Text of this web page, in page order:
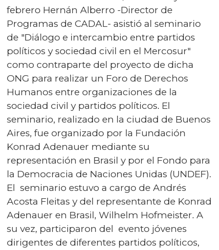
febrero Hernán Alberro -Director de
Programas de CADAL- asistió al seminario
de "Diálogo e intercambio entre partidos
políticos y sociedad civil en el Mercosur"
como contraparte del proyecto de dicha
ONG para realizar un Foro de Derechos
Humanos entre organizaciones de la
sociedad civil y partidos políticos. El
seminario, realizado en la ciudad de Buenos
Aires, fue organizado por la Fundación
Konrad Adenauer mediante su
representación en Brasil y por el Fondo para
la Democracia de Naciones Unidas (UNDEF).
El seminario estuvo a cargo de Andrés
Acosta Fleitas y del representante de Konrad
Adenauer en Brasil, Wilhelm Hofmeister. A
su vez, participaron del evento jóvenes
dirigentes de diferentes partidos políticos,